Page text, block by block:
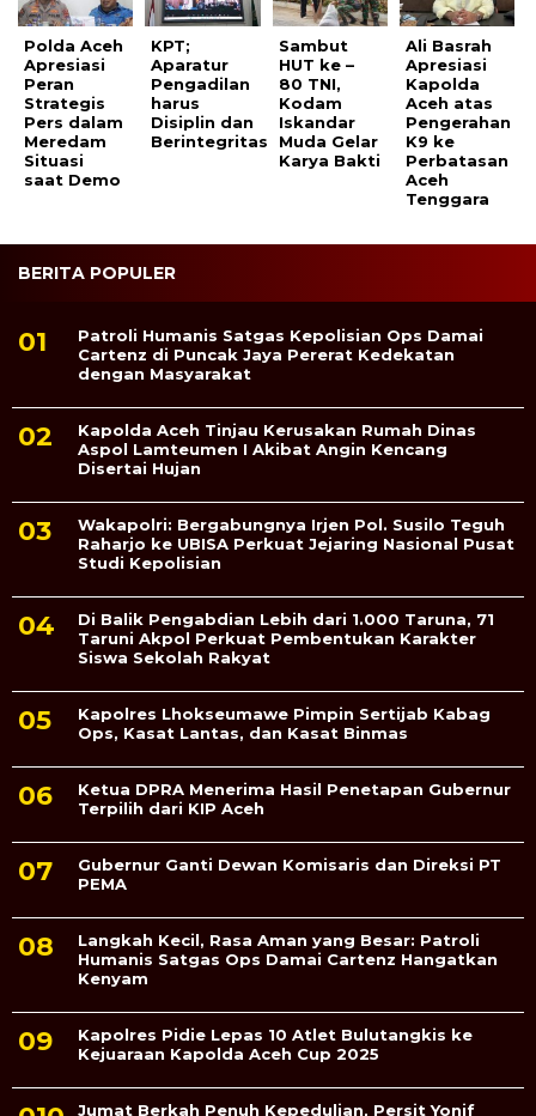
Polda Aceh
Apresiasi
Peran
Strategis
Pers dalam
Meredam
Situasi
saat Demo
KPT;
Aparatur
Pengadilan
harus
Disiplin dan
Berintegritas
Sambut
HUT ke –
80 TNI,
Kodam
Iskandar
Muda Gelar
Karya Bakti
Ali Basrah
Apresiasi
Kapolda
Aceh atas
Pengerahan
K9 ke
Perbatasan
Aceh
Tenggara
BERITA POPULER
Patroli Humanis Satgas Kepolisian Ops Damai
Cartenz di Puncak Jaya Pererat Kedekatan
dengan Masyarakat
Kapolda Aceh Tinjau Kerusakan Rumah Dinas
Aspol Lamteumen I Akibat Angin Kencang
Disertai Hujan
Wakapolri: Bergabungnya Irjen Pol. Susilo Teguh
Raharjo ke UBISA Perkuat Jejaring Nasional Pusat
Studi Kepolisian
Di Balik Pengabdian Lebih dari 1.000 Taruna, 71
Taruni Akpol Perkuat Pembentukan Karakter
Siswa Sekolah Rakyat
Kapolres Lhokseumawe Pimpin Sertijab Kabag
Ops, Kasat Lantas, dan Kasat Binmas
Ketua DPRA Menerima Hasil Penetapan Gubernur
Terpilih dari KIP Aceh
Gubernur Ganti Dewan Komisaris dan Direksi PT
PEMA
Langkah Kecil, Rasa Aman yang Besar: Patroli
Humanis Satgas Ops Damai Cartenz Hangatkan
Kenyam
Kapolres Pidie Lepas 10 Atlet Bulutangkis ke
Kejuaraan Kapolda Aceh Cup 2025
Jumat Berkah Penuh Kepedulian, Persit Yonif